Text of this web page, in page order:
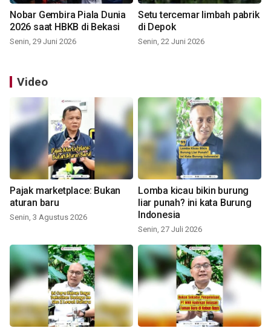
Nobar Gembira Piala Dunia
2026 saat HBKB di Bekasi
Senin, 29 Juni 2026
Setu tercemar limbah pabrik
di Depok
Senin, 22 Juni 2026
Video
Pajak marketplace: Bukan
aturan baru
Senin, 3 Agustus 2026
Lomba kicau bikin burung
liar punah? ini kata Burung
Indonesia
Senin, 27 Juli 2026